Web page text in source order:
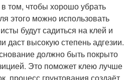
том, чтобы хорошо убрать
этого можно использовать
будут садиться на клей и
даст высокую степень адгезии.
должно быть покрыто
Это поможет клею лучше